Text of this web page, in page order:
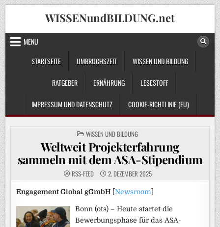
Skip
to
content
WISSENundBILDUNG.net
MENU
STARTSEITE
UMBRUCHSZEIT WISSEN UND BILDUNG
RATGEBER ERNÄHRUNG LESESTOFF
IMPRESSUM UND DATENSCHUTZ COOKIE-RICHTLINIE (EU)
POSTED
IN
WISSEN UND BILDUNG
Weltweit Projekterfahrung
sammeln mit dem ASA-Stipendium
RSS-FEED 2. DEZEMBER 2025
Engagement Global gGmbH [Newsroom
Bonn (ots) – Heute startet die
Bewerbungsphase für das ASA-